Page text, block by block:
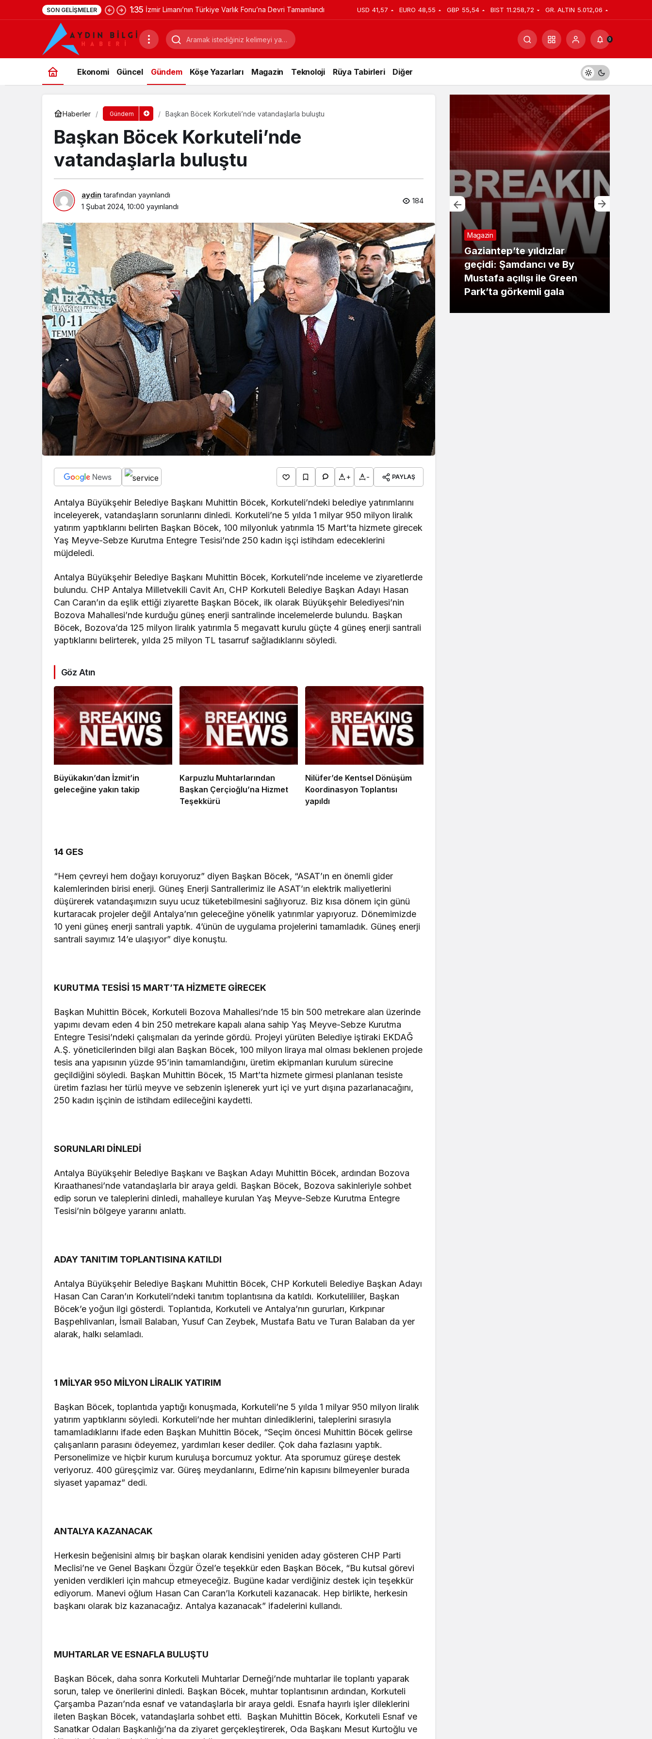
SON GELIŞMELER 1:35 İzmir Limanı’nın Türkiye Varlık Fonu’na Devri Tamamlandı USD 41,57 EURO 48,55 GBP 55,54 BIST 11.258,72 GR. ALTIN 5.012,06
0
Ekonomi Güncel Gündem Köşe Yazarları Magazin Teknoloji Rüya Tabirleri Diğer
Haberler Gündem Başkan Böcek Korkuteli’nde vatandaşlarla buluştu
Başkan Böcek Korkuteli’nde
vatandaşlarla buluştu
aydin tarafından yayınlandı
1 Şubat 2024, 10:00 yayınlandı
184
+ - PAYLAŞ
Antalya Büyükşehir Belediye Başkanı Muhittin Böcek, Korkuteli’ndeki belediye yatırımlarını
inceleyerek, vatandaşların sorunlarını dinledi. Korkuteli’ne 5 yılda 1 milyar 950 milyon liralık
yatırım yaptıklarını belirten Başkan Böcek, 100 milyonluk yatırımla 15 Mart’ta hizmete girecek
Yaş Meyve-Sebze Kurutma Entegre Tesisi’nde 250 kadın işçi istihdam edeceklerini
müjdeledi.
Antalya Büyükşehir Belediye Başkanı Muhittin Böcek, Korkuteli’nde inceleme ve ziyaretlerde
bulundu. CHP Antalya Milletvekili Cavit Arı, CHP Korkuteli Belediye Başkan Adayı Hasan
Can Caran’ın da eşlik ettiği ziyarette Başkan Böcek, ilk olarak Büyükşehir Belediyesi’nin
Bozova Mahallesi’nde kurduğu güneş enerji santralinde incelemelerde bulundu. Başkan
Böcek, Bozova’da 125 milyon liralık yatırımla 5 megavatt kurulu güçte 4 güneş enerji santrali
yaptıklarını belirterek, yılda 25 milyon TL tasarruf sağladıklarını söyledi.
Göz Atın
Büyükakın’dan İzmit’in
geleceğine yakın takip
Karpuzlu Muhtarlarından
Başkan Çerçioğlu’na Hizmet
Teşekkürü
Nilüfer’de Kentsel Dönüşüm
Koordinasyon Toplantısı
yapıldı
14 GES
“Hem çevreyi hem doğayı koruyoruz” diyen Başkan Böcek, “ASAT’ın en önemli gider
kalemlerinden birisi enerji. Güneş Enerji Santrallerimiz ile ASAT’ın elektrik maliyetlerini
düşürerek vatandaşımızın suyu ucuz tüketebilmesini sağlıyoruz. Biz kısa dönem için günü
kurtaracak projeler değil Antalya’nın geleceğine yönelik yatırımlar yapıyoruz. Dönemimizde
10 yeni güneş enerji santrali yaptık. 4’ünün de uygulama projelerini tamamladık. Güneş enerji
santrali sayımız 14’e ulaşıyor” diye konuştu.
KURUTMA TESİSİ 15 MART’TA HİZMETE GİRECEK
Başkan Muhittin Böcek, Korkuteli Bozova Mahallesi’nde 15 bin 500 metrekare alan üzerinde
yapımı devam eden 4 bin 250 metrekare kapalı alana sahip Yaş Meyve-Sebze Kurutma
Entegre Tesisi’ndeki çalışmaları da yerinde gördü. Projeyi yürüten Belediye iştiraki EKDAĞ
A.Ş. yöneticilerinden bilgi alan Başkan Böcek, 100 milyon liraya mal olması beklenen projede
tesis ana yapısının yüzde 95’inin tamamlandığını, üretim ekipmanları kurulum sürecine
geçildiğini söyledi. Başkan Muhittin Böcek, 15 Mart’ta hizmete girmesi planlanan tesiste
üretim fazlası her türlü meyve ve sebzenin işlenerek yurt içi ve yurt dışına pazarlanacağını,
250 kadın işçinin de istihdam edileceğini kaydetti.
SORUNLARI DİNLEDİ
Antalya Büyükşehir Belediye Başkanı ve Başkan Adayı Muhittin Böcek, ardından Bozova
Kıraathanesi’nde vatandaşlarla bir araya geldi. Başkan Böcek, Bozova sakinleriyle sohbet
edip sorun ve taleplerini dinledi, mahalleye kurulan Yaş Meyve-Sebze Kurutma Entegre
Tesisi’nin bölgeye yararını anlattı.
ADAY TANITIM TOPLANTISINA KATILDI
Antalya Büyükşehir Belediye Başkanı Muhittin Böcek, CHP Korkuteli Belediye Başkan Adayı
Hasan Can Caran’ın Korkuteli’ndeki tanıtım toplantısına da katıldı. Korkutelililer, Başkan
Böcek’e yoğun ilgi gösterdi. Toplantıda, Korkuteli ve Antalya’nın gururları, Kırkpınar
Başpehlivanları, İsmail Balaban, Yusuf Can Zeybek, Mustafa Batu ve Turan Balaban da yer
alarak, halkı selamladı.
1 MİLYAR 950 MİLYON LİRALIK YATIRIM
Başkan Böcek, toplantıda yaptığı konuşmada, Korkuteli’ne 5 yılda 1 milyar 950 milyon liralık
yatırım yaptıklarını söyledi. Korkuteli’nde her muhtarı dinlediklerini, taleplerini sırasıyla
tamamladıklarını ifade eden Başkan Muhittin Böcek, “Seçim öncesi Muhittin Böcek gelirse
çalışanların parasını ödeyemez, yardımları keser dediler. Çok daha fazlasını yaptık.
Personelimize ve hiçbir kurum kuruluşa borcumuz yoktur. Ata sporumuz güreşe destek
veriyoruz. 400 güreşçimiz var. Güreş meydanlarını, Edirne’nin kapısını bilmeyenler burada
siyaset yapamaz” dedi.
ANTALYA KAZANACAK
Herkesin beğenisini almış bir başkan olarak kendisini yeniden aday gösteren CHP Parti
Meclisi’ne ve Genel Başkanı Özgür Özel’e teşekkür eden Başkan Böcek, “Bu kutsal görevi
yeniden verdikleri için mahcup etmeyeceğiz. Bugüne kadar verdiğiniz destek için teşekkür
ediyorum. Manevi oğlum Hasan Can Caran’la Korkuteli kazanacak. Hep birlikte, herkesin
başkanı olarak biz kazanacağız. Antalya kazanacak” ifadelerini kullandı.
MUHTARLAR VE ESNAFLA BULUŞTU
Başkan Böcek, daha sonra Korkuteli Muhtarlar Derneği’nde muhtarlar ile toplantı yaparak
sorun, talep ve önerilerini dinledi. Başkan Böcek, muhtar toplantısının ardından, Korkuteli
Çarşamba Pazarı’nda esnaf ve vatandaşlarla bir araya geldi. Esnafa hayırlı işler dileklerini
ileten Başkan Böcek, vatandaşlarla sohbet etti. Başkan Muhittin Böcek, Korkuteli Esnaf ve
Sanatkar Odaları Başkanlığı’na da ziyaret gerçekleştirerek, Oda Başkanı Mesut Kurtoğlu ve
Ekonomi
İzmir Limanı’nın Türkiye
Varlık Fonu’na Devri
Tamamlandı
Teknoloji
Casper’dan mobil
üretkenlikte premium
dönemi başlatacak yeni
adım!
Magazin
Gaziantep’te yıldızlar
geçidi: Şamdancı ve By
Mustafa açılışı ile Green
Park’ta görkemli gala